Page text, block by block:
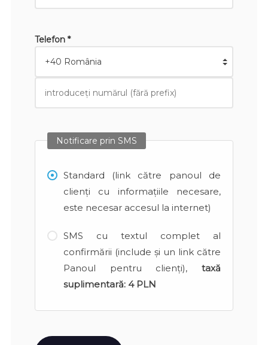
Telefon *
Notificare prin SMS
Standard (link către panoul de
clienți cu informațiile necesare,
este necesar accesul la internet)
SMS cu textul complet al
confirmării (include și un link către
Panoul pentru clienți), taxă
suplimentară: 4 PLN